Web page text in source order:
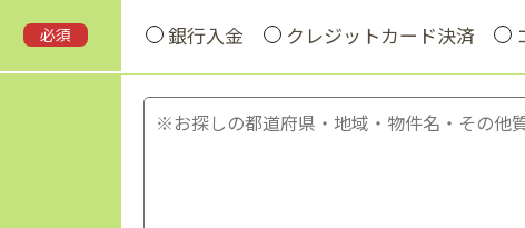
必須 銀行入金 クレジットカード決済